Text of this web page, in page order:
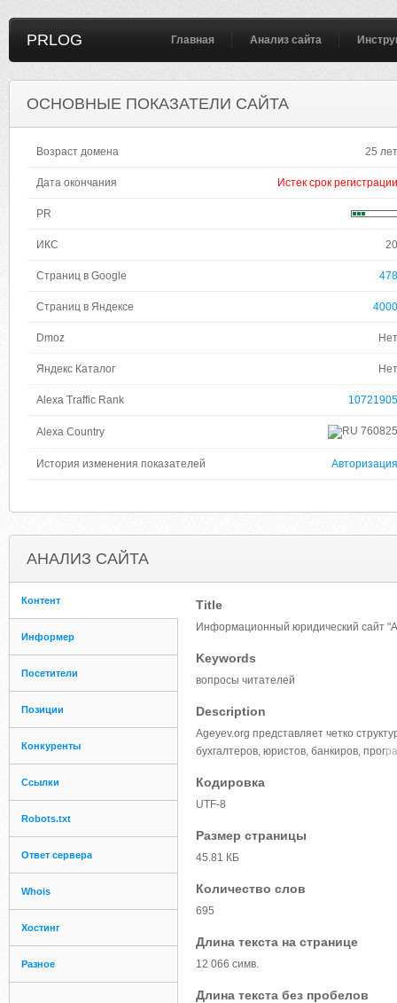
PRLOG Главная Анализ сайта
ОСНОВНЫЕ ПОКАЗАТЕЛИ САЙТА
Возраст домена 25 лет
Дата окончания Истек срок регистрации
PR
ИКС 20
Страниц в Google 478
Страниц в Яндексе 4000
Dmoz Нет
Яндекс Каталог Нет
Alexa Traffic Rank 10721905
Alexa Country 760825
История изменения показателей Авторизация
АНАЛИЗ САЙТА
Контент
Информер
Посетители
Позиции
Конкуренты
Ссылки
Robots.txt
Ответ сервера
Whois
Хостинг
Разное
Title
Информационный юридический сайт
Keywords
вопросы читателей
Description
Ageyev.org представляет четко
бухгалтеров, юристов, банкиров, прог
Кодировка
UTF-8
Размер страницы
45.81 КБ
Количество слов
695
Длина текста на странице
12 066 симв.
Длина текста без пробелов